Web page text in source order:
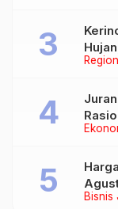
2026
Bisnis
Jadi